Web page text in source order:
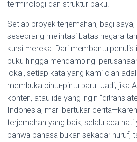
terminologi dan struktur baku.
Setiap proyek terjemahan, bagi
seseorang melintasi batas negara
kursi mereka. Dari membantu penulis
buku hingga mendampingi
lokal, setiap kata yang kami olah
membuka pintu-pintu baru. Jadi, jika
konten, atau ide yang ingin
Indonesia, mari bertukar
terjemahan yang baik, selalu ada
bahwa bahasa bukan sekadar huruf,